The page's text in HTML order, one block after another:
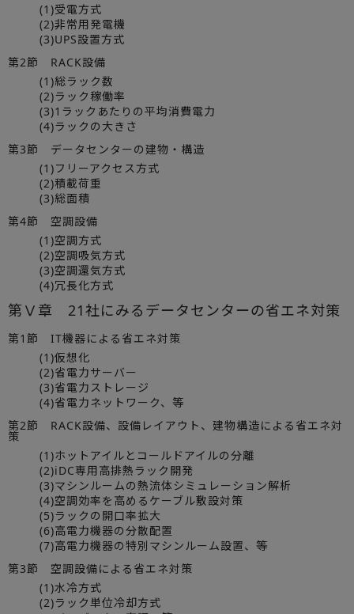
(1)受電方式
(2)非常用発電機
(3)UPS設置方式
第2節 RACK設備
(1)総ラック数
(2)ラック稼働率
(3)1ラックあたりの平均消費電力
(4)ラックの大きさ
第3節 データセンターの建物・構造
(1)フリーアクセス方式
(2)積載荷重
(3)総面積
第4節 空調設備
(1)空調方式
(2)空調吸気方式
(3)空調還気方式
(4)冗長化方式
第Ⅴ章 21社にみるデータセンターの省エネ対策
第1節 IT機器による省エネ対策
(1)仮想化
(2)省電力サーバー
(3)省電力ストレージ
(4)省電力ネットワーク、等
第2節 RACK設備、設備レイアウト、建物構造による省エネ対
策
(1)ホットアイルとコールドアイルの分離
(2)iDC専用高排熱ラック開発
(3)マシンルームの熱流体シミュレーション解析
(4)空調効率を高めるケーブル敷設対策
(5)ラックの開口率拡大
(6)高電力機器の分散配置
(7)高電力機器の特別マシンルーム設置、等
第3節 空調設備による省エネ対策
(1)水冷方式
(2)ラック単位冷却方式